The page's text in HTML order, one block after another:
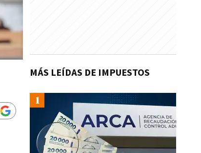
MÁS LEÍDAS DE IMPUESTOS